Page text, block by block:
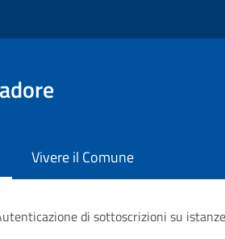
Vivere il Comune
di sottoscrizioni su